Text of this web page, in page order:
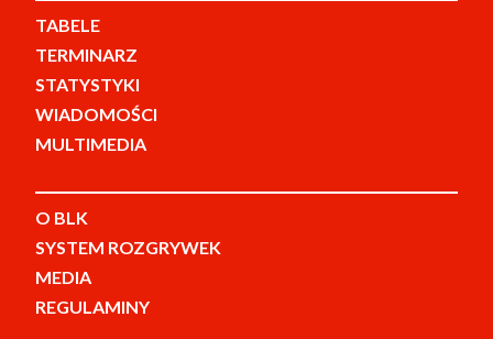
TABELE
TERMINARZ
STATYSTYKI
WIADOMOŚCI
MULTIMEDIA
O BLK
SYSTEM ROZGRYWEK
MEDIA
REGULAMINY